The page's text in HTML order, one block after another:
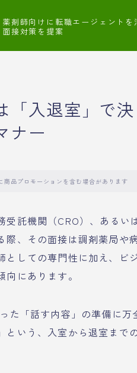
薬剤師向けに転職エージェントを
面接対策を提案
「入退室」で
ナー
商品プロモーションを含む場合があります
託機関（CRO）、あるい
際、その面接は調剤薬局や
としての専門性に加え、ビ
にあります。
た「話す内容」の準備に万
いう、入室から退室まで